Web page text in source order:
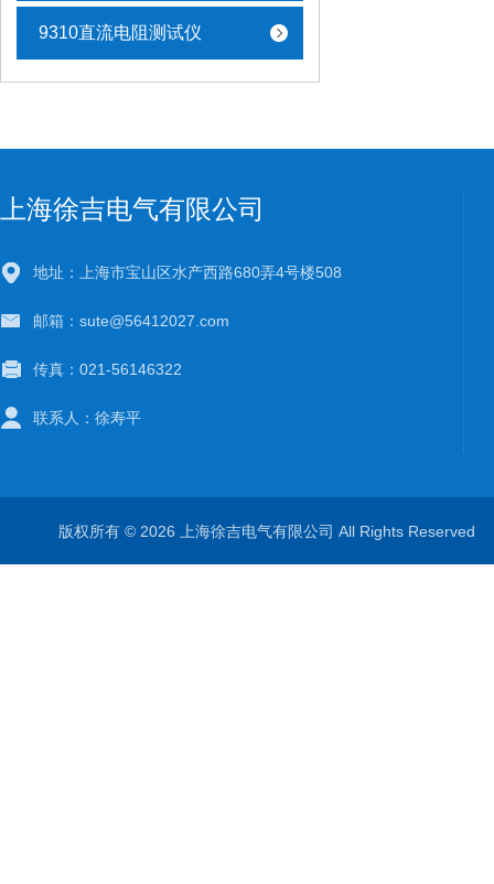
9310直流电阻测试仪
上海徐吉电气有限公司
地址：上海市宝山区水产西路680弄4号楼508
邮箱：sute@56412027.com
传真：021-56146322
联系人：徐寿平
版权所有 © 2026 上海徐吉电气有限公司 All Rights